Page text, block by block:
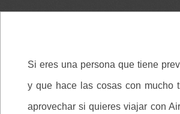
Si eres una persona que tiene
y que hace las cosas con mucho
aprovechar si quieres viajar con